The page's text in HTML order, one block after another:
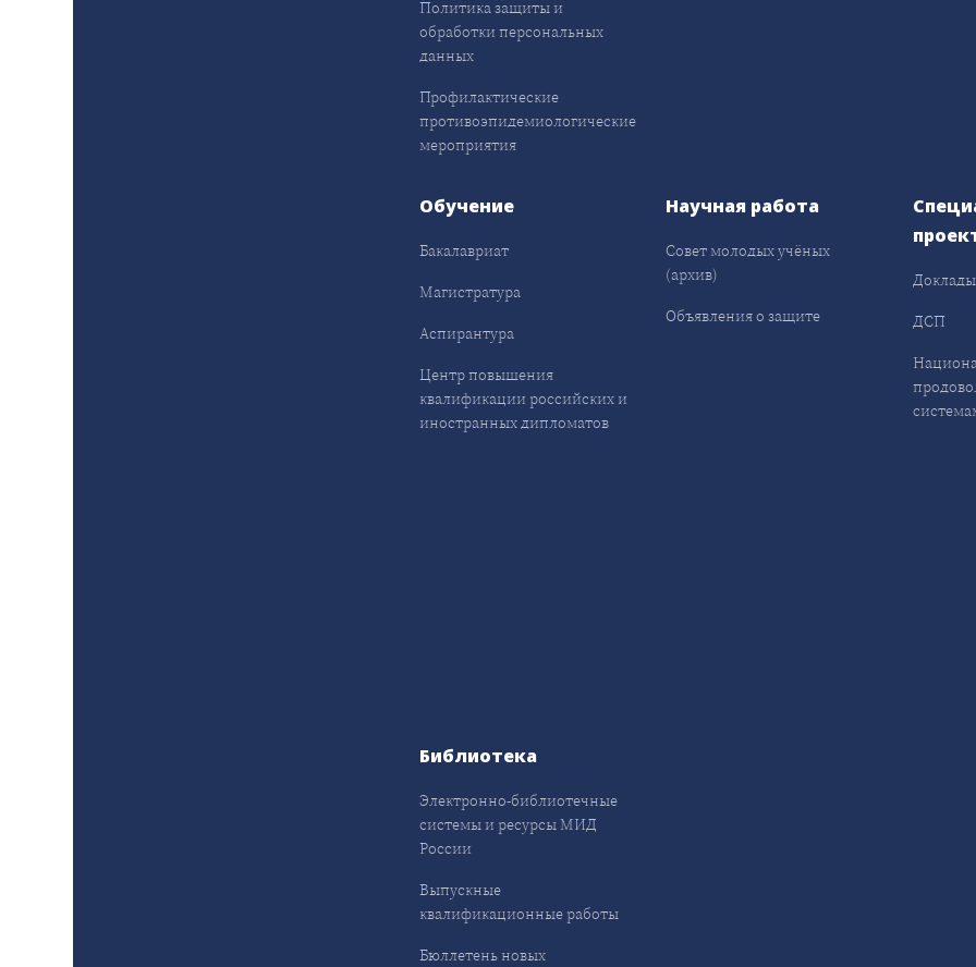
Политика защиты и
обработки персональных
данных
Профилактические
противоэпидемиологические
мероприятия
Обучение
Бакалавриат
Магистратура
Аспирантура
Центр повышения
квалификации российских и
иностранных дипломатов
Научная работа
Совет молодых учёных
(архив)
Объявления о защите
Доклады
ДСП
Библиотека
Электронно-библиотечные
системы и ресурсы МИД
России
Выпускные
квалификационные работы
Бюллетень новых